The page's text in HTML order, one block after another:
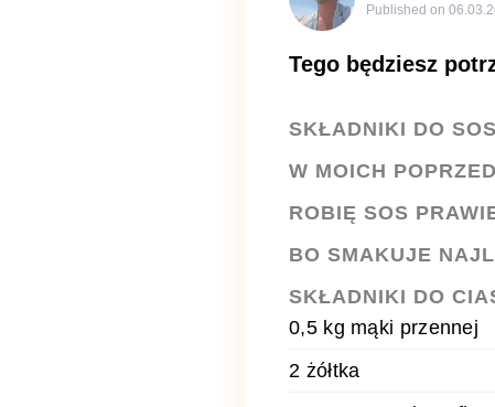
Published on
Tego będziesz
SKŁADNIKI DO
W MOICH
ROBIĘ SOS
BO SMAKUJE
SKŁADNIKI DO
0,5 kg mąki przennej
2 żółtka